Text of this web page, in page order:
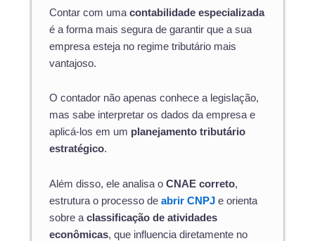
Contar com uma contabilidade especializada
é a forma mais segura de garantir que a sua
empresa esteja no regime tributário mais
vantajoso.
O contador não apenas conhece a legislação,
mas sabe interpretar os dados da empresa e
aplicá-los em um planejamento tributário
estratégico.
Além disso, ele analisa o CNAE correto,
estrutura o processo de abrir CNPJ e orienta
sobre a classificação de atividades
econômicas, que influencia diretamente no